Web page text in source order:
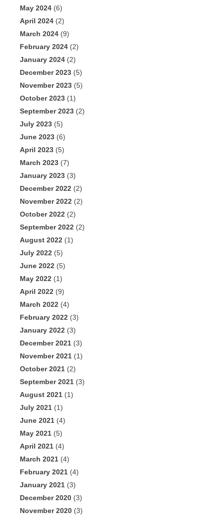
May 2024 (6)
April 2024 (2)
March 2024 (9)
February 2024 (2)
January 2024 (2)
December 2023 (5)
November 2023 (5)
October 2023 (1)
September 2023 (2)
July 2023 (5)
June 2023 (6)
April 2023 (5)
March 2023 (7)
January 2023 (3)
December 2022 (2)
November 2022 (2)
October 2022 (2)
September 2022 (2)
August 2022 (1)
July 2022 (5)
June 2022 (5)
May 2022 (1)
April 2022 (9)
March 2022 (4)
February 2022 (3)
January 2022 (3)
December 2021 (3)
November 2021 (1)
October 2021 (2)
September 2021 (3)
August 2021 (1)
July 2021 (1)
June 2021 (4)
May 2021 (5)
April 2021 (4)
March 2021 (4)
February 2021 (4)
January 2021 (3)
December 2020 (3)
November 2020 (3)